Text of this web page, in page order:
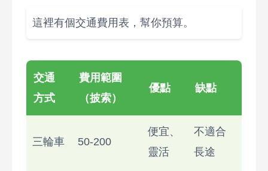
這裡有個交通費用表，幫你預算。
交通
方式
費用範圍
（披索）
優點 缺點
三輪車 50-200
便宜、
靈活
不適合
長途